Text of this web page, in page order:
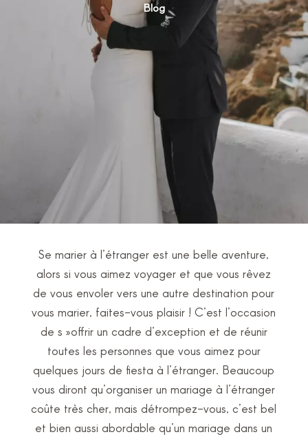
Blog
Se marier à l’étranger est une belle aventure,
alors si vous aimez voyager et que vous rêvez
de vous envoler vers une autre destination pour
vous marier, faites-vous plaisir ! C’est l’occasion
de s »offrir un cadre d’exception et de réunir
toutes les personnes que vous aimez pour
quelques jours de fiesta à l’étranger. Beaucoup
vous diront qu’organiser un mariage à l’étranger
coûte très cher, mais détrompez-vous, c’est bel
et bien aussi abordable qu’un mariage dans un